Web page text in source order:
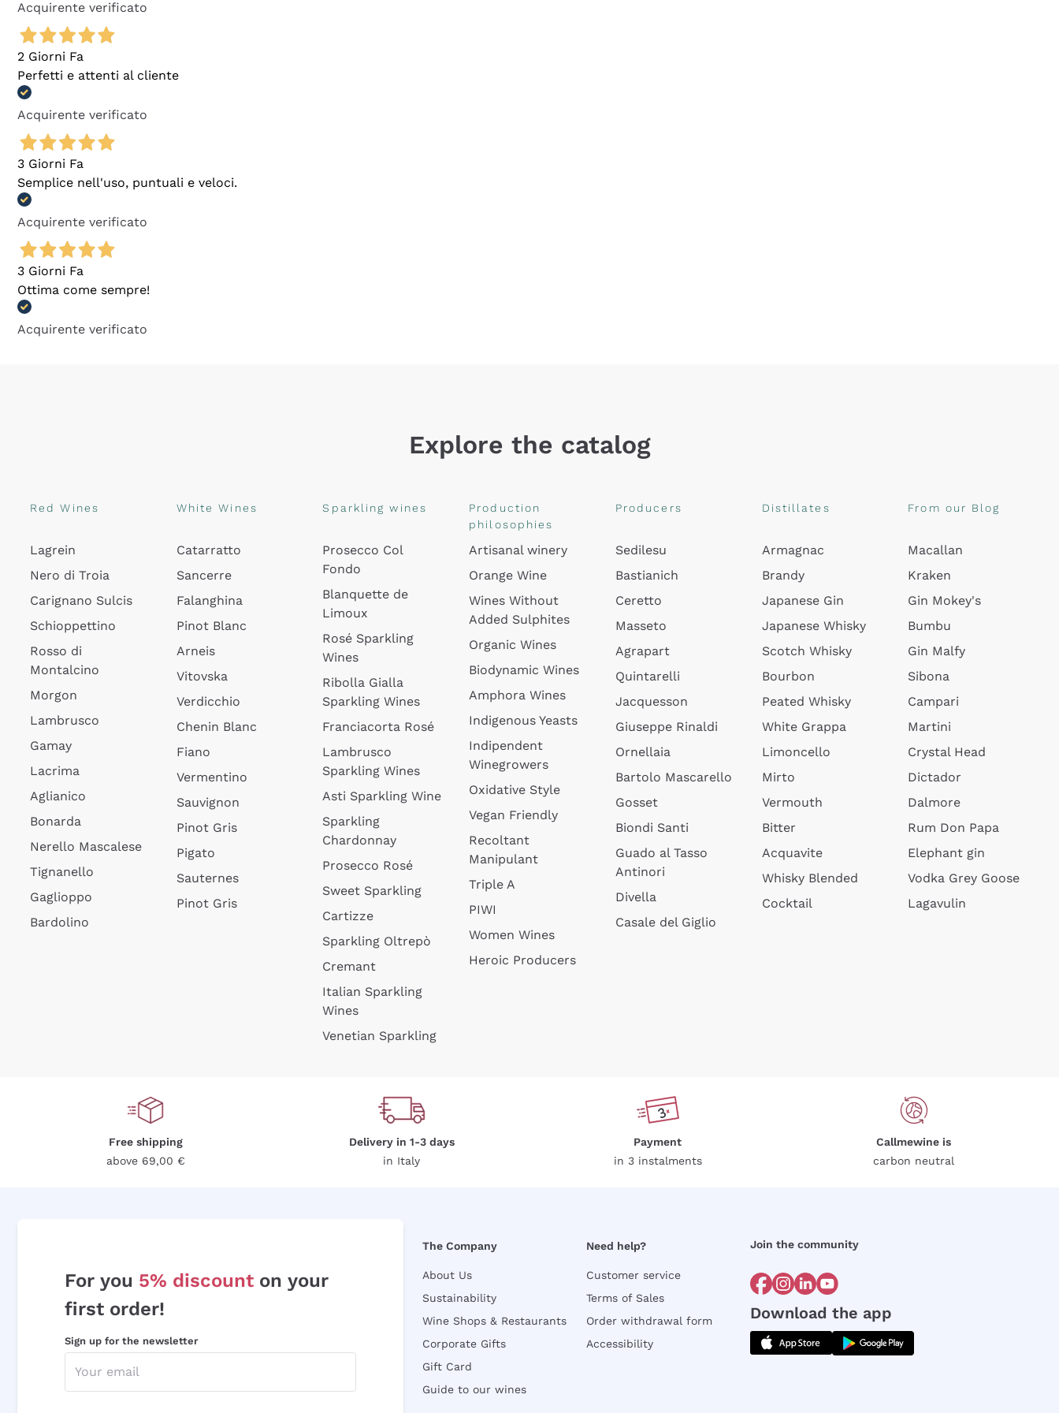
Acquirente verificato
2 Giorni Fa
Perfetti e attenti al cliente
Acquirente verificato
3 Giorni Fa
Semplice nell'uso, puntuali e veloci.
Acquirente verificato
3 Giorni Fa
Ottima come sempre!
Acquirente verificato
Explore the catalog
Red Wines
Lagrein
Nero di Troia
Carignano Sulcis
Schioppettino
Rosso di
Montalcino
Morgon
Lambrusco
Gamay
Lacrima
Aglianico
Bonarda
Nerello Mascalese
Tignanello
Gaglioppo
Bardolino
White Wines
Catarratto
Sancerre
Falanghina
Pinot Blanc
Arneis
Vitovska
Verdicchio
Chenin Blanc
Fiano
Vermentino
Sauvignon
Pinot Gris
Pigato
Sauternes
Pinot Gris
Sparkling wines
Prosecco Col
Fondo
Blanquette de
Limoux
Rosé Sparkling
Wines
Ribolla Gialla
Sparkling Wines
Franciacorta Rosé
Lambrusco
Sparkling Wines
Asti Sparkling Wine
Sparkling
Chardonnay
Prosecco Rosé
Sweet Sparkling
Cartizze
Sparkling Oltrepò
Cremant
Italian Sparkling
Wines
Venetian Sparkling
Production
philosophies
Artisanal winery
Orange Wine
Wines Without
Added Sulphites
Organic Wines
Biodynamic Wines
Amphora Wines
Indigenous Yeasts
Indipendent
Winegrowers
Oxidative Style
Vegan Friendly
Recoltant
Manipulant
Triple A
PIWI
Women Wines
Heroic Producers
Producers
Sedilesu
Bastianich
Ceretto
Masseto
Agrapart
Quintarelli
Jacquesson
Giuseppe Rinaldi
Ornellaia
Bartolo Mascarello
Gosset
Biondi Santi
Guado al Tasso
Antinori
Divella
Casale del Giglio
Distillates
Armagnac
Brandy
Japanese Gin
Japanese Whisky
Scotch Whisky
Bourbon
Peated Whisky
White Grappa
Limoncello
Mirto
Vermouth
Bitter
Acquavite
Whisky Blended
Cocktail
From our Blog
Macallan
Kraken
Gin Mokey's
Bumbu
Gin Malfy
Sibona
Campari
Martini
Crystal Head
Dictador
Dalmore
Rum Don Papa
Elephant gin
Vodka Grey Goose
Lagavulin
Free shipping
above 69,00 €
Delivery in 1-3 days
in Italy
Payment
in 3 instalments
Callmewine is
carbon neutral
For you 5% discount on your
first order!
Sign up for the newsletter
The Company
About Us
Sustainability
Wine Shops & Restaurants
Corporate Gifts
Gift Card
Guide to our wines
Need help?
Customer service
Terms of Sales
Order withdrawal form
Accessibility
Join the community
Download the app